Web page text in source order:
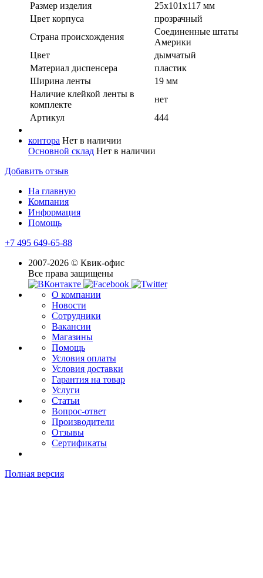
Размер изделия
25х101х117 мм
Цвет корпуса
прозрачный
Страна происхождения
Соединенные штаты
Америки
Цвет
дымчатый
Материал диспенсера
пластик
Ширина ленты
19 мм
Наличие клейкой ленты в
комплекте
нет
Артикул
444
контора Нет в наличии
Основной склад Нет в наличии
Добавить отзыв
На главную
Компания
Информация
Помощь
+7 495 649-65-88
2007-2026 © Квик-офис
Все права защищены
О компании
Новости
Сотрудники
Вакансии
Магазины
Помощь
Условия оплаты
Условия доставки
Гарантия на товар
Услуги
Статьи
Вопрос-ответ
Производители
Отзывы
Сертификаты
Полная версия